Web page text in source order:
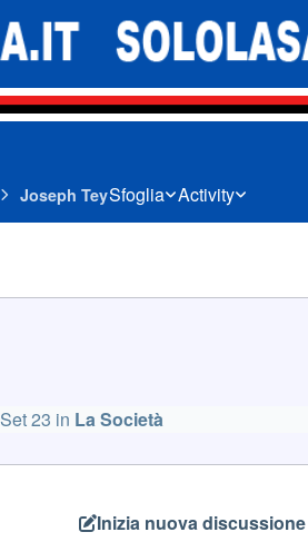
Joseph TeySfoglia Activity
Set 23 in La Società
Inizia nuova discussione